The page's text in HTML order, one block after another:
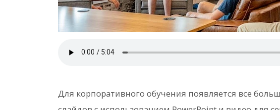
Для корпоративного обучения появляется все